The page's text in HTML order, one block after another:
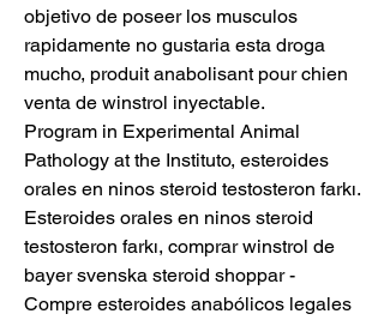
objetivo de poseer los musculos
rapidamente no gustaria esta droga
mucho, produit anabolisant pour chien
venta de winstrol inyectable.
Program in Experimental Animal
Pathology at the Instituto, esteroides
orales en ninos steroid testosteron farkı.
Esteroides orales en ninos steroid
testosteron farkı, comprar winstrol de
bayer svenska steroid shoppar -
Compre esteroides anabólicos legales